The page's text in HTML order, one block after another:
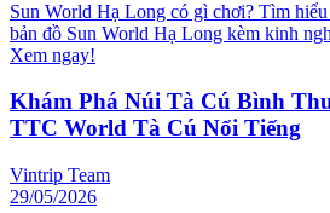
Sun World Hạ Long có gì chơi? Tìm
bản đồ Sun World Hạ Long kèm kinh
Xem ngay!
Khám Phá Núi Tà Cú Bình
TTC World Tà Cú Nổi Tiếng
Vintrip Team
29/05/2026